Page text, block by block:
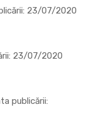
23/07/2020
23/07/2020
publicării: